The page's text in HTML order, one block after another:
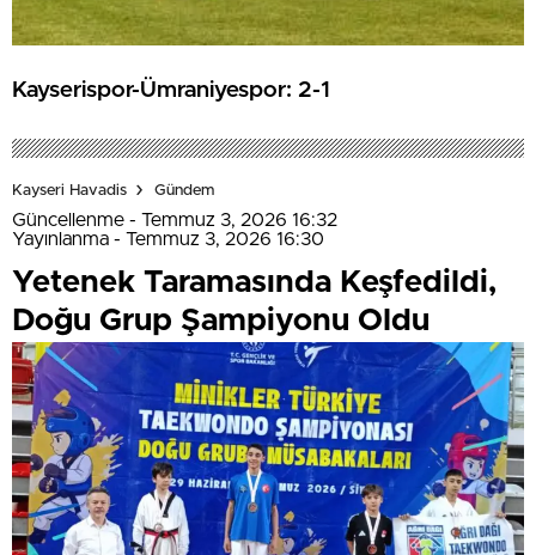
Kayserispor-Ümraniyespor: 2-1
Kayseri Havadis Gündem
Güncellenme - Temmuz 3, 2026 16:32
Yayınlanma - Temmuz 3, 2026 16:30
Yetenek Taramasında Keşfedildi,
Doğu Grup Şampiyonu Oldu